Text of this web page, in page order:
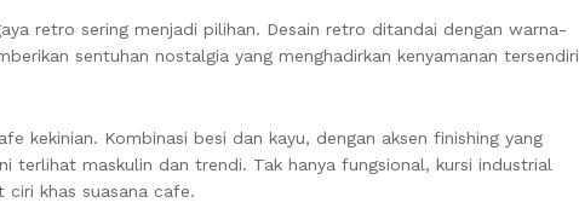
retro sering menjadi pilihan. Desain retro ditandai dengan warna-
sentuhan nostalgia yang menghadirkan kenyamanan tersendiri
kekinian. Kombinasi besi dan kayu, dengan aksen finishing yang
terlihat maskulin dan trendi. Tak hanya fungsional, kursi industrial
khas suasana cafe.